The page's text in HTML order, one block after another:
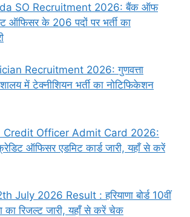
SO Recruitment 2026: बैंक ऑफ
ऑफिसर के 206 पदों पर भर्ती का
Recruitment 2026: गुणवत्ता
में टेक्नीशियन भर्ती का नोटिफिकेशन
Credit Officer Admit Card 2026:
ऑफिसर एडमिट कार्ड जारी, यहाँ से करें
July 2026 Result : हरियाणा बोर्ड 10वीं
का रिजल्ट जारी, यहाँ से करें चेक